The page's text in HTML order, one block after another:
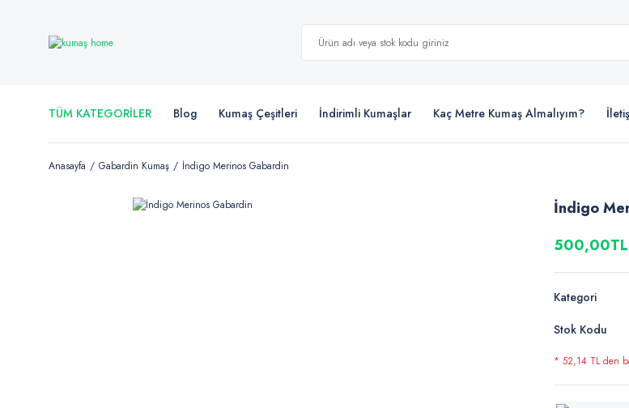
TÜM KATEGORİLER Blog Kumaş Çeşitleri İndirimli Kumaşlar Kaç Metre Kumaş Almalıyım?
Anasayfa Gabardin Kumaş İndigo Merinos Gabardin
İndigo
500,00TL
Kategori
Stok Kodu
* 52,14 TL den